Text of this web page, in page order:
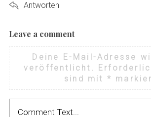
Antworten
L
e
a
v
e
Leave a comment
Deine E-Mail-Adresse
veröffentlicht.
sind mit *